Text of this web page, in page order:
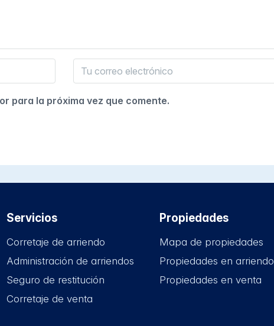
para la próxima vez que comente.
Servicios
Corretaje de arriendo
Administración de arriendos
Seguro de restitución
Corretaje de venta
Propiedades
Mapa de propiedades
Propiedades en arriendo
Propiedades en venta